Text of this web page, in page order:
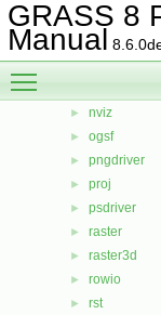
GRASS 8
Manual
► iostream
► lidar
► linkm
► nviz
► ogsf
► pngdriver
► proj
► psdriver
► raster
► raster3d
► rowio
► rst